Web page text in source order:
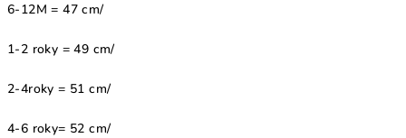
6-12M = 47 cm/
1-2 roky = 49 cm/
2-4roky = 51 cm/
4-6 roky= 52 cm/